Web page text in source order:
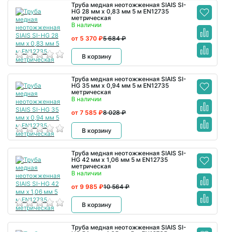
Труба медная неотожженная SIAIS SI-
HG 28 мм x 0,83 мм 5 м EN12735
метрическая
В наличии
5 684 ₽
от 5 370 ₽
В корзину
Труба медная неотожженная SIAIS SI-
HG 35 мм x 0,94 мм 5 м EN12735
метрическая
В наличии
8 028 ₽
от 7 585 ₽
В корзину
Труба медная неотожженная SIAIS SI-
HG 42 мм x 1,06 мм 5 м EN12735
метрическая
В наличии
10 564 ₽
от 9 985 ₽
В корзину
Труба медная неотожженная SIAIS SI-